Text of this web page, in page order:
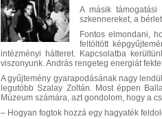
A másik
szkennereket, a
Fontos elmondani,
feltöltött
intézményi hátteret. Kapcsolatba
viszonyunk. András rengeteg energiát
A gyűjtemény gyarapodásának nagy
legutóbb Szalay Zoltán. Most éppen
Múzeum számára, azt gondolom, hogy a
– Hogyan fogtok hozzá egy hagyaték